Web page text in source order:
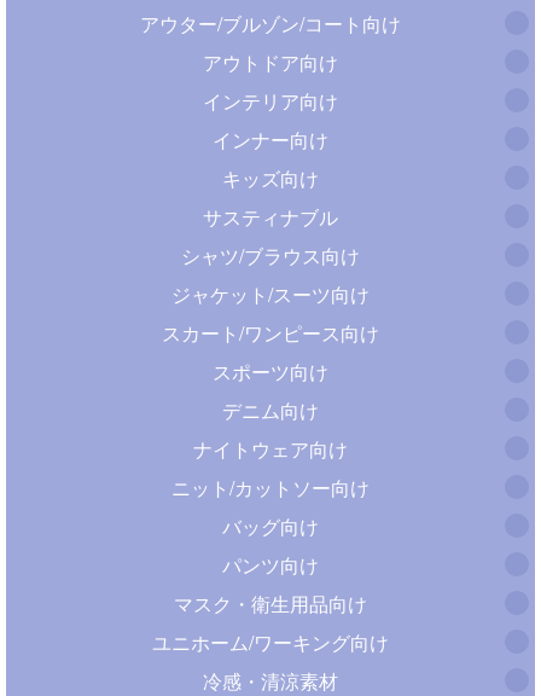
アウター/ブルゾン/コート向け
アウトドア向け
インテリア向け
インナー向け
キッズ向け
サスティナブル
シャツ/ブラウス向け
ジャケット/スーツ向け
スカート/ワンピース向け
スポーツ向け
デニム向け
ナイトウェア向け
ニット/カットソー向け
バッグ向け
パンツ向け
マスク・衛生用品向け
ユニホーム/ワーキング向け
冷感・清涼素材